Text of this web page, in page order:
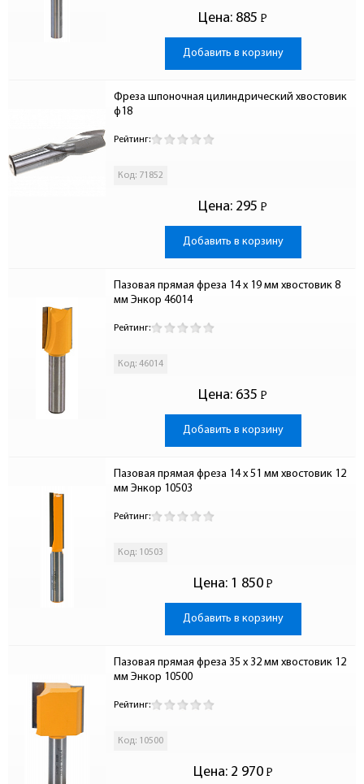
Цена: 885 Р
-
Добавить в корзину
Фреза шпоночная цилиндрический хвостовик
ф18
Рейтинг:
Код: 71852
Цена: 295 Р
-
Добавить в корзину
Пазовая прямая фреза 14 x 19 мм хвостовик 8
мм Энкор 46014
Рейтинг:
Код: 46014
Цена: 635 Р
-
Добавить в корзину
Пазовая прямая фреза 14 x 51 мм хвостовик 12
мм Энкор 10503
Рейтинг:
Код: 10503
Цена: 1 850 Р
-
Добавить в корзину
Пазовая прямая фреза 35 x 32 мм хвостовик 12
мм Энкор 10500
Рейтинг:
Код: 10500
Цена: 2 970 Р
-